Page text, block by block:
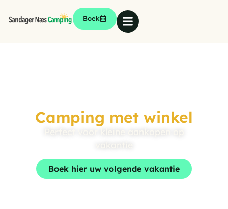
Boek
Camping met winkel
Boek hier uw volgende vakantie